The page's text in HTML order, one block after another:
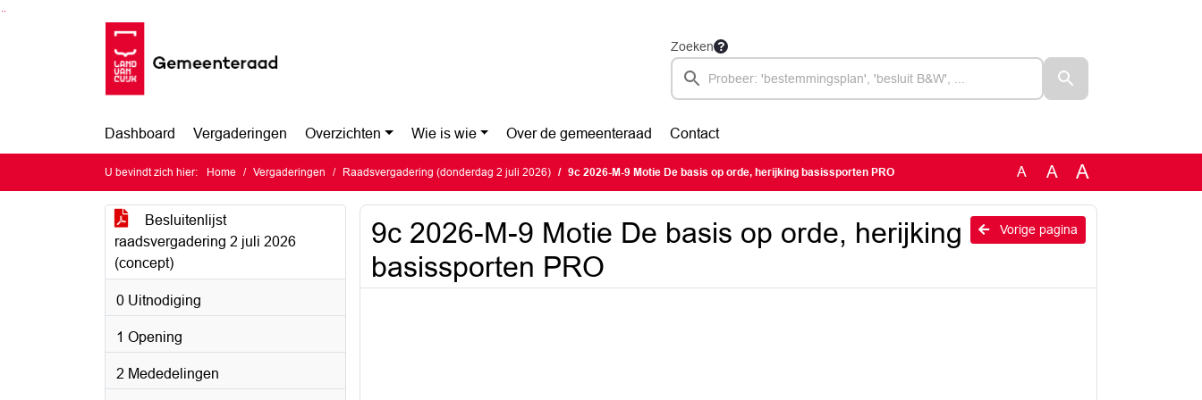
Ga naar de inhoud van deze pagina
Ga naar het zoeken
Ga naar het menu
Zoeken
Dashboard Vergaderingen Overzichten Wie is wie Over de gemeenteraad Contact
U bevindt zich hier: Home Vergaderingen Raadsvergadering (donderdag 2 juli 2026) 9c 2026-M-9 Motie De basis op orde, herijking basissporten PRO A A A
Besluitenlijst
raadsvergadering 2 juli 2026
(concept)
0 Uitnodiging
1 Opening
2 Mededelingen
Vorige pagina
9c 2026-M-9 Motie De basis op orde, herijking
basissporten PRO